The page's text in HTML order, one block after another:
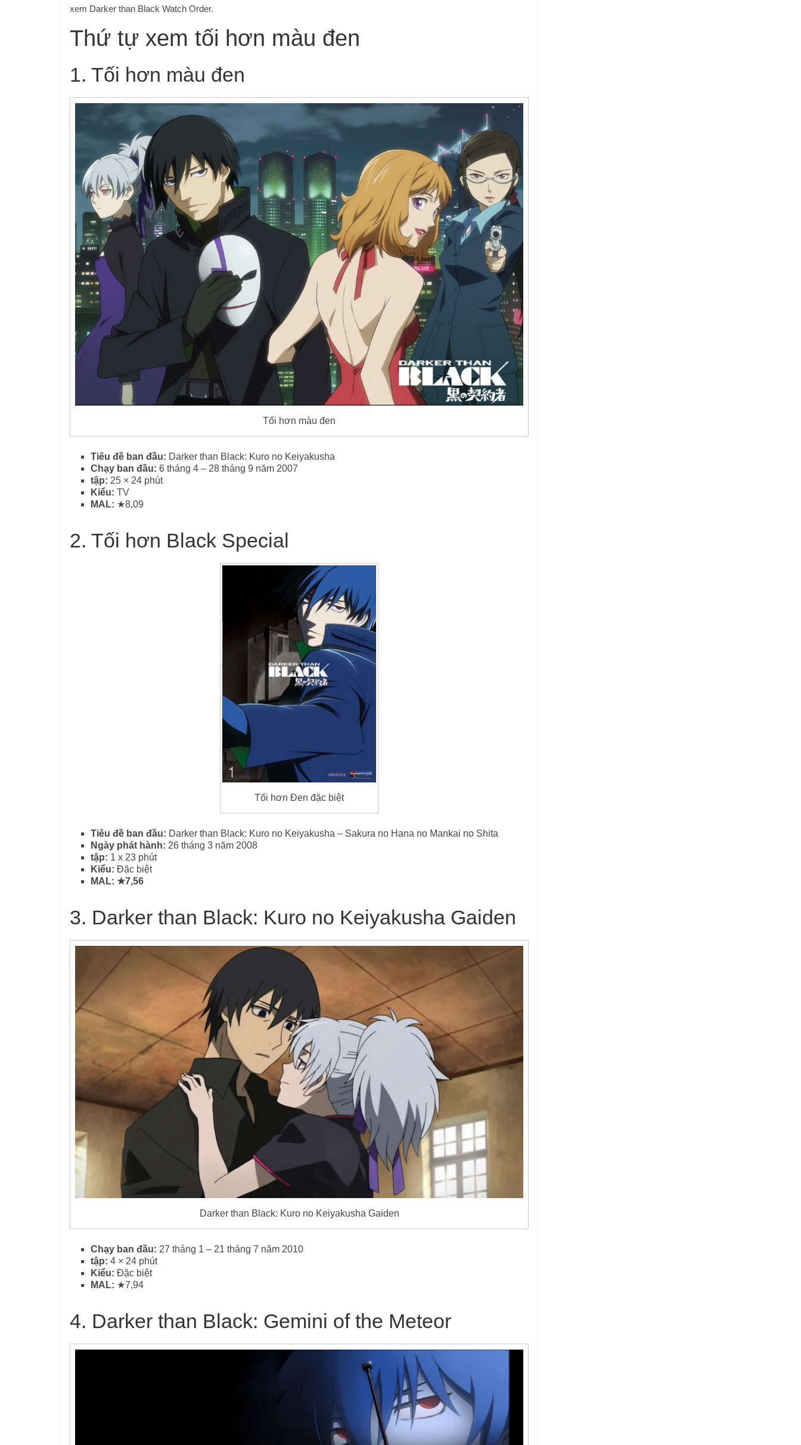
xem Darker than Black Watch Order.
Thứ tự xem tối hơn màu đen
1. Tối hơn màu đen
Tối hơn màu đen
Tiêu đề ban đầu: Darker than Black: Kuro no Keiyakusha
Chạy ban đầu: 6 tháng 4 – 28 tháng 9 năm 2007
tập: 25 × 24 phút
Kiểu: TV
MAL: ★8,09
2. Tối hơn Black Special
Tối hơn Đen đặc biệt
Tiêu đề ban đầu: Darker than Black: Kuro no Keiyakusha – Sakura no Hana no Mankai no Shita
Ngày phát hành: 26 tháng 3 năm 2008
tập: 1 x 23 phút
Kiểu: Đặc biệt
MAL: ★7,56
3. Darker than Black: Kuro no Keiyakusha Gaiden
Darker than Black: Kuro no Keiyakusha Gaiden
Chạy ban đầu: 27 tháng 1 – 21 tháng 7 năm 2010
tập: 4 × 24 phút
Kiểu: Đặc biệt
MAL: ★7,94
4. Darker than Black: Gemini of the Meteor